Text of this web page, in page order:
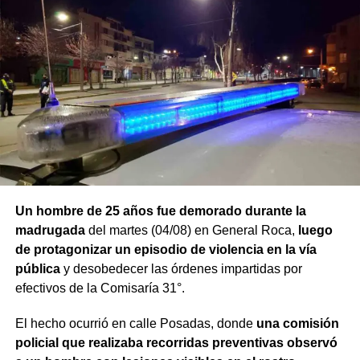
desobediencia judicial
, mientras avanzan las
actuaciones y la verificación de la medida de restricción
de acercamiento señalada por la víctima.
Un hombre de 25 años fue demorado durante la
madrugadadel martes (04/08) en General Roca, luego
de protagonizar un episodio de violencia en la vía
públicay desobedecer las órdenes impartidas por
efectivos de la Comisaría 31°.
El hecho ocurrió en calle Posadas, donde una comisión
policial que realizaba recorridas preventivas observó